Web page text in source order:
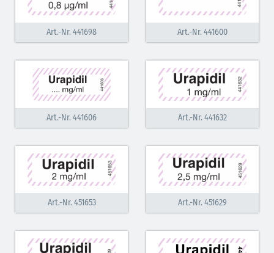
Art.-Nr. 441698 Art.-Nr. 441600
Art.-Nr. 441606 Art.-Nr. 441632
Art.-Nr. 451653 Art.-Nr. 451629